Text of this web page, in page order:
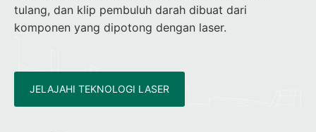
tulang, dan klip pembuluh darah dibuat dari
komponen yang dipotong dengan laser.
JELAJAHI TEKNOLOGI LASER